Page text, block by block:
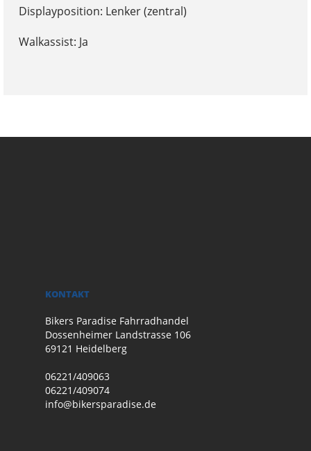
Displayposition: Lenker (zentral)
Walkassist: Ja
KONTAKT
Bikers Paradise Fahrradhandel
Dossenheimer Landstrasse 106
69121 Heidelberg
06221/409063
06221/409074
info@bikersparadise.de